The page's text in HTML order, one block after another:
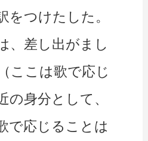
をつけたした。
、差し出がまし
ここは歌で応じ
の身分として、
で応じることは